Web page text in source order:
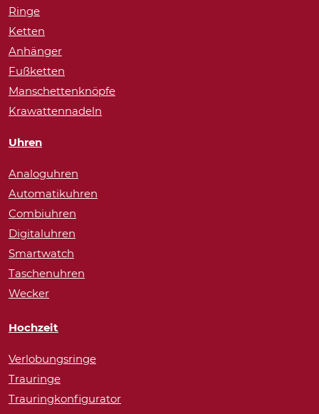
Ringe
Ketten
Anhänger
Fußketten
Manschettenknöpfe
Krawattennadeln
Uhren
Analoguhren
Automatikuhren
Combiuhren
Digitaluhren
Smartwatch
Taschenuhren
Wecker
Hochzeit
Verlobungsringe
Trauringe
Trauringkonfigurator